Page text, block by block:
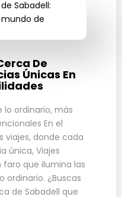
De
Únicas En
lo ordinario, más
En el
viajes, donde cada
única, Viajes
faro que ilumina las
ordinario. ¿Buscas
de Sabadell que